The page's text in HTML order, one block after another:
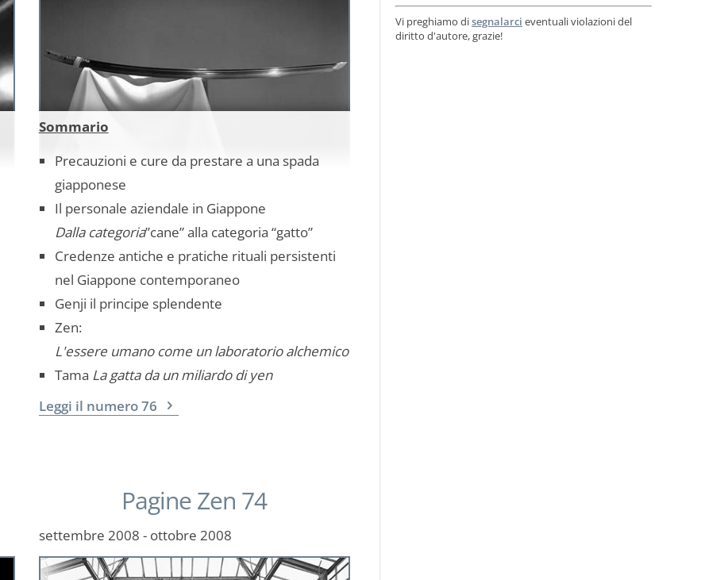
Sommario
Precauzioni e cure da prestare a una spada
giapponese
Il personale aziendale in Giappone
Dalla categoria”cane” alla categoria “gatto”
Credenze antiche e pratiche rituali persistenti
nel Giappone contemporaneo
Genji il principe splendente
Zen:
L'essere umano come un laboratorio alchemico
Tama La gatta da un miliardo di yen
Leggi il numero 76
Pagine Zen 74
settembre 2008 - ottobre 2008
Vi preghiamo disegnalarci eventuali violazioni del
diritto d'autore, grazie!